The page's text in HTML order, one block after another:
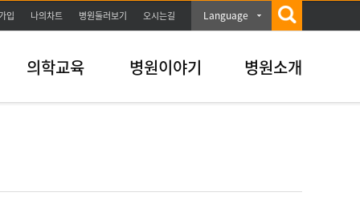
입 나의차트 병원둘러보기 오시는길 Language
의학교육 병원이야기 병원소개